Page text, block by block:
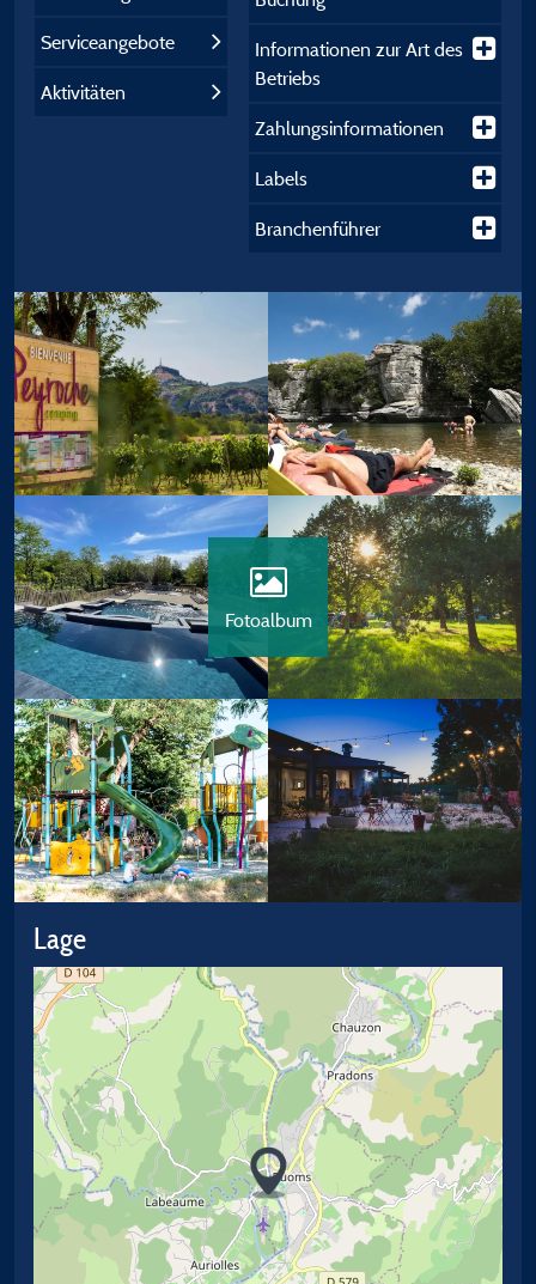
Serviceangebote
Aktivitäten
Informationen zur Art des
Betriebs
Zahlungsinformationen
Labels
Branchenführer
Fotoalbum
Lage